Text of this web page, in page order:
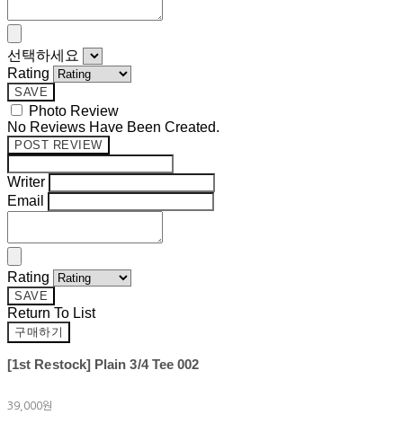
선택하세요
Rating
SAVE
Photo Review
No Reviews Have Been Created.
POST REVIEW
Writer
Email
Rating
SAVE
Return To List
구매하기
[1st Restock] Plain 3/4 Tee 002
39,000원